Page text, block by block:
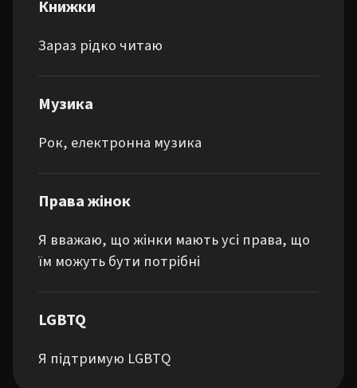
Книжки
Зараз рідко читаю
Музика
Рок, електронна музика
Права жінок
Я вважаю, що жінки мають усі права, що
їм можуть бути потрібні
LGBTQ
Я підтримую LGBTQ